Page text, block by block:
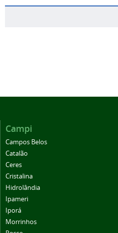
Campi
Campos Belos
Catalão
Ceres
Cristalina
Hidrolândia
Ipameri
Iporá
Morrinhos